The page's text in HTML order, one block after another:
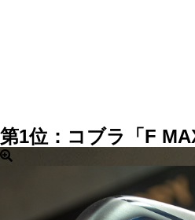
第1位：コブラ「F